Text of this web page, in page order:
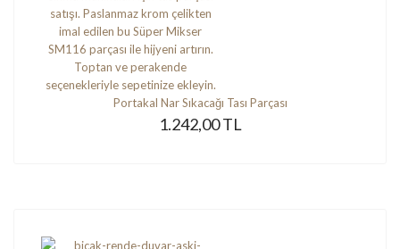
Portakal Nar Sıkacağı Tası Parçası
1.242,00 TL